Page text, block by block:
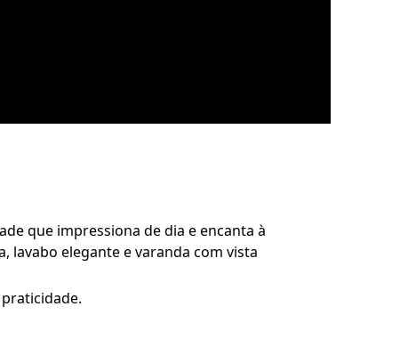
que impressiona de dia e encanta à
lavabo elegante e varanda com vista